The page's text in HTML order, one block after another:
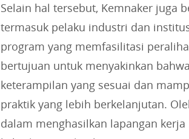
Selain hal tersebut, Kemnaker juga
termasuk pelaku industri dan
program yang memfasilitasi
bertujuan untuk menyakinkan
keterampilan yang sesuai dan
praktik yang lebih berkelanjutan.
dalam menghasilkan lapangan